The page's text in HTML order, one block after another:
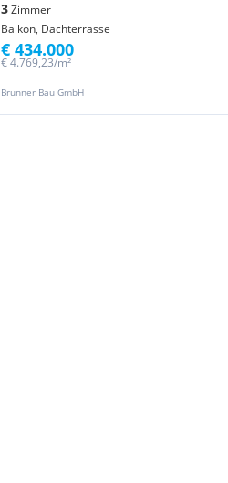
3Zimmer
Balkon, Dachterrasse
Brunner Bau GmbH
€ 4.769,23/m²
€ 434.000